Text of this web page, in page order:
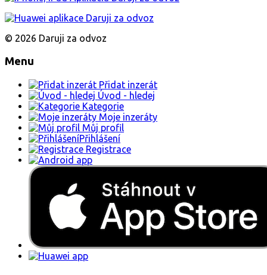
© 2026 Daruji za odvoz
Menu
Přidat inzerát
Úvod - hledej
Kategorie
Moje inzeráty
Můj profil
Přihlášení
Registrace